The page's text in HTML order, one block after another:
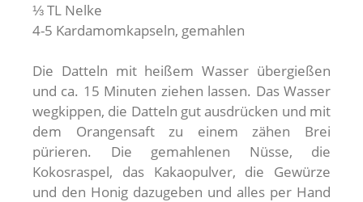
⅓ TL Nelke
4-5 Kardamomkapseln, gemahlen
Die Datteln mit heißem Wasser übergießen
und ca. 15 Minuten ziehen lassen. Das Wasser
wegkippen, die Datteln gut ausdrücken und mit
dem Orangensaft zu einem zähen Brei
pürieren. Die gemahlenen Nüsse, die
Kokosraspel, das Kakaopulver, die Gewürze
und den Honig dazugeben und alles per Hand